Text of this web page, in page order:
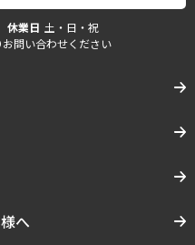
休業日 土・日・祝
問い合わせください
へ